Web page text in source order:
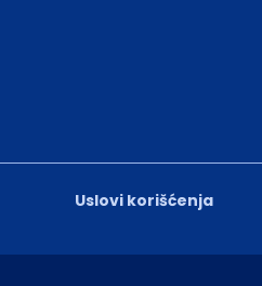
Uslovi korišćenja